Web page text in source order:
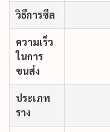
วิธีการซีล
ความเร็ว
ในการ
ขนส่ง
ประเภท
ราง